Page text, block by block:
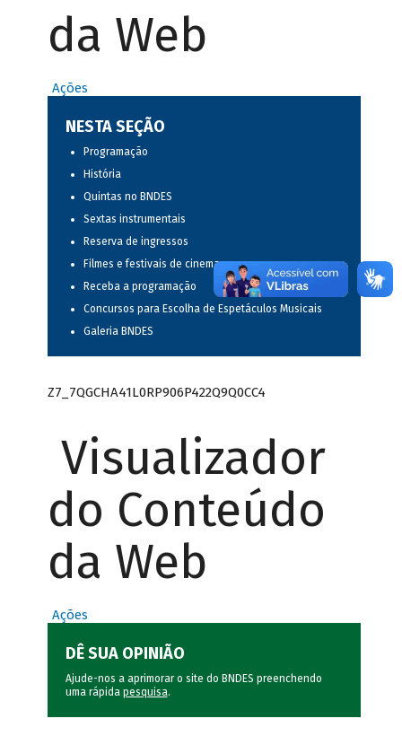
da Web
Ações
NESTA SEÇÃO
Programação
História
Quintas no BNDES
Sextas instrumentais
Reserva de ingressos
Filmes e festivais de cinema
Receba a programação
Concursos para Escolha de Espetáculos Musicais
Galeria BNDES
Z7_7QGCHA41L0RP906P422Q9Q0CC4
Visualizador
do Conteúdo
da Web
Ações
DÊ SUA OPINIÃO
Ajude-nos a aprimorar o site do BNDES preenchendo
uma rápida pesquisa.